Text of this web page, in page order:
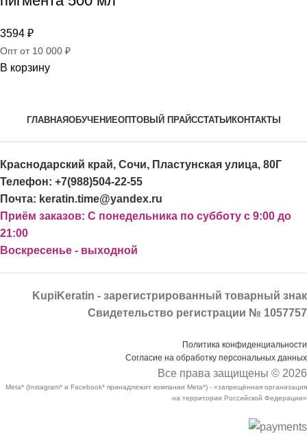
3594 ₽
Опт от 10 000 ₽
В корзину
ГЛАВНАЯОБУЧЕНИЕОПТОВЫЙ ПРАЙССТАТЬИ КОНТАКТЫ
Краснодарский край, Сочи, Пластунская улица, 80Г
Телефон: +7(988)504-22-55
Почта: keratin.time@yandex.ru
Приём заказов: С понедельника по субботу с 9:00 до
21:00
Воскресенье - выходной
KupiKeratin - зарегистрированный товарный знак
Свидетельство регистрации № 1057757
Политика конфиденциальности
Согласие на обработку персональных данных
Все права защищены © 2026
Meta* (Instagram* и Facebook* принадлежит компании Meta*) - «запрещённая организация
на территории Российской Федерации»